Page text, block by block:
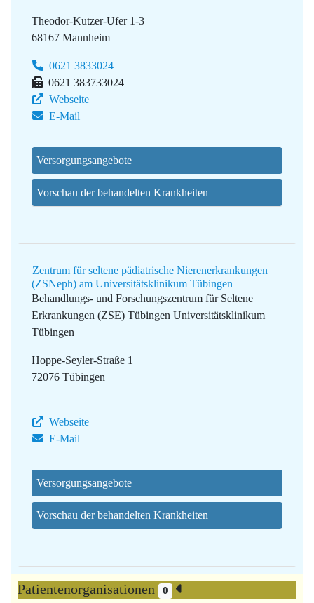
Theodor-Kutzer-Ufer 1-3
68167 Mannheim
0621 3833024
0621 383733024
Webseite
E-Mail
Versorgungsangebote
Vorschau der behandelten Krankheiten
Zentrum für seltene pädiatrische Nierenerkrankungen
(ZSNeph) am Universitätsklinikum Tübingen
Behandlungs- und Forschungszentrum für Seltene
Erkrankungen (ZSE) Tübingen Universitätsklinikum
Tübingen
Hoppe-Seyler-Straße 1
72076 Tübingen
Webseite
E-Mail
Versorgungsangebote
Vorschau der behandelten Krankheiten
Patientenorganisationen 0